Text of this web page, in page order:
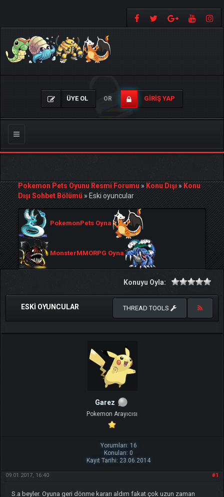
ÜYE OL OR GIRIŞ YAP
Gezinmeyi
Değiştir
Pokemon Pets Oyunu Resmi Forumu»Konu Dışı»Konu
Dışı Sohbet Bölümü»Eski oyuncular
PokemonPets Oyna
MonsterMMORPG Oyna
Konuyu Oyla:
ESKI OYUNCULAR THREAD TOOLS
Garez
Pokemon Arayıcısı
Yorumları: 16
Konuları: 0
Kayıt Tarihi: 23.06.2014
#1
09.01.2017, 16:40
S.a beyler. Oyuna geri dönme kararı aldım fakat çok uzun zaman